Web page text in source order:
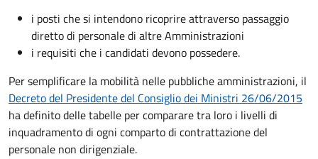
i posti che si intendono ricoprire attraverso passaggio
diretto di personale di altre Amministrazioni
i requisiti che i candidati devono possedere.
Per semplificare la mobilità nelle pubbliche amministrazioni, il
Decreto del Presidente del Consiglio dei Ministri 26/06/2015
ha definito delle tabelle per comparare tra loro i livelli di
inquadramento di ogni comparto di contrattazione del
personale non dirigenziale.